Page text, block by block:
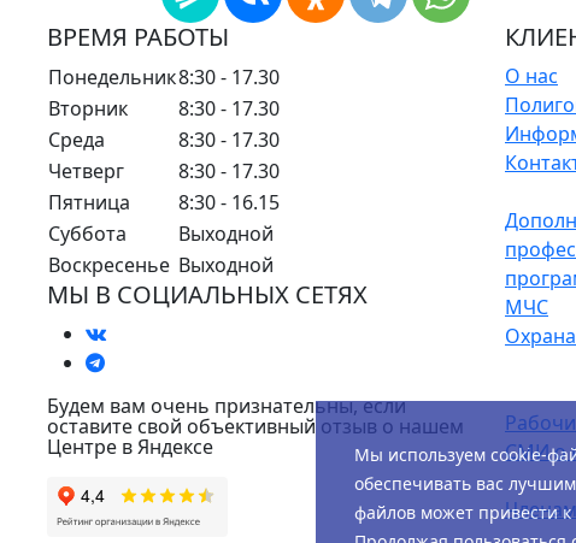
ВРЕМЯ РАБОТЫ
Понедельник8:30 - 17.30
Вторник
8:30 - 17.30
Среда
8:30 - 17.30
Четверг
8:30 - 17.30
Пятница
8:30 - 16.15
Суббота
Выходной
Воскресенье Выходной
МЫ В СОЦИАЛЬНЫХ СЕТЯХ
Будем вам очень признательны, если
оставите свой объективный отзыв о нашем
Центре в Яндексе
О нас
МЧС
СМИ о
Мы используем cookie-
обеспечивать вас
файлов может привести к